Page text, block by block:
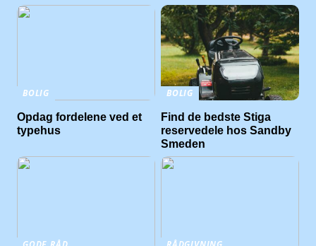
BOLIG
Opdag fordelene ved et
typehus
BOLIG
Find de bedste Stiga
reservedele hos Sandby
Smeden